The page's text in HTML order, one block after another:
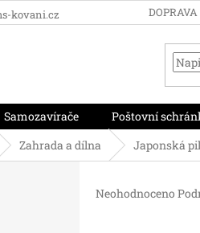
kovani.cz
Samozavírače Poštovní
Zahrada a dílna Japonská
Průměrné
Neohodnoceno